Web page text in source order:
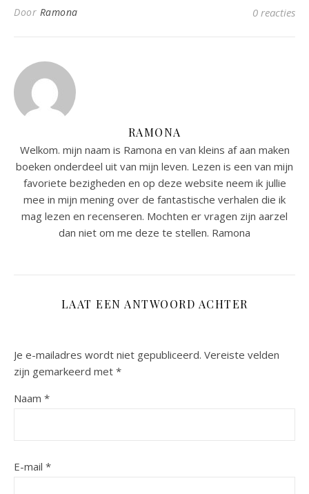
Door Ramona 0 reacties
RAMONA
Welkom. mijn naam is Ramona en van kleins af aan maken
boeken onderdeel uit van mijn leven. Lezen is een van mijn
favoriete bezigheden en op deze website neem ik jullie
mee in mijn mening over de fantastische verhalen die ik
mag lezen en recenseren. Mochten er vragen zijn aarzel
dan niet om me deze te stellen. Ramona
LAAT EEN ANTWOORD ACHTER
Je e-mailadres wordt niet gepubliceerd. Vereiste velden
zijn gemarkeerd met *
Naam *
E-mail *